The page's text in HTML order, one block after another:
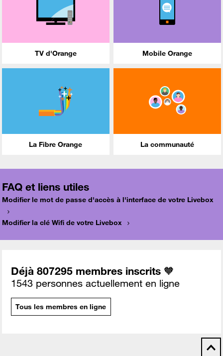
TV d'Orange Mobile Orange
La Fibre Orange La communauté
FAQ et liens utiles
Modifier le mot de passe d'accès à l'interface de votre Livebox
Modifier la clé Wifi de votre Livebox
Déjà 807295 membres inscrits 🧡
1543 personnes actuellement en ligne
Tous les membres en ligne